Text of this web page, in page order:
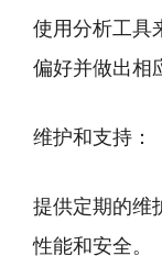
使用分析工具
偏好并做出相
维护和支持：
提供定期的维
性能和安全。